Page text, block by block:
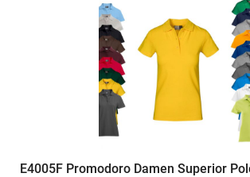
E4005F Promodoro Damen Superior